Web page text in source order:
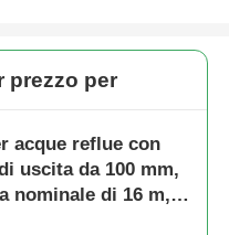
prezzo per
acque reflue con
uscita da 100 mm,
nominale di 16 m,